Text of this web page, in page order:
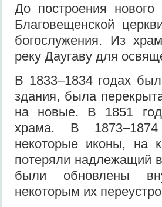
До построения
Благовещенской
богослужения. Из
реку Даугаву для
В 1833–1834 годах
здания, была
на новые. В 1851
храма. В 1873–1874
некоторые иконы, на
потеряли надлежащий
были обновлены
некоторым их